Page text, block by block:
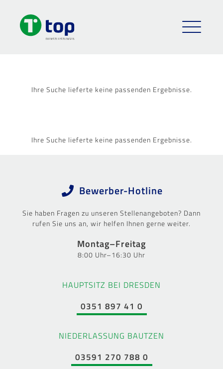
Ihre Suche lieferte keine passenden Ergebnisse.
Ihre Suche lieferte keine passenden Ergebnisse.
Bewerber-Hotline
Sie haben Fragen zu unseren Stellenangeboten? Dann
rufen Sie uns an, wir helfen Ihnen gerne weiter.
Montag–Freitag
8:00 Uhr–16:30 Uhr
HAUPTSITZ BEI DRESDEN
0351 897 41 0
NIEDERLASSUNG BAUTZEN
03591 270 788 0